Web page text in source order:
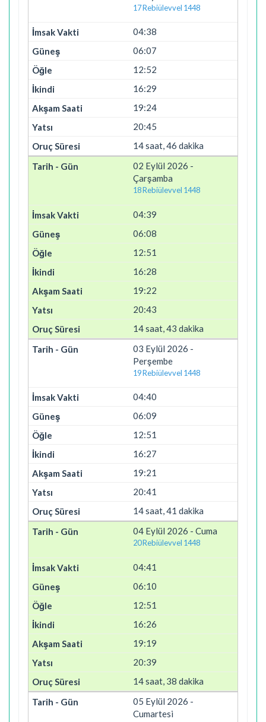
17 Rebiülevvel 1448
04:38
06:07
12:52
16:29
19:24
20:45
14 saat, 46 dakika
02 Eylül 2026 -
Çarşamba
18 Rebiülevvel 1448
04:39
06:08
12:51
16:28
19:22
20:43
14 saat, 43 dakika
03 Eylül 2026 -
Perşembe
19 Rebiülevvel 1448
04:40
06:09
12:51
16:27
19:21
20:41
14 saat, 41 dakika
04 Eylül 2026 - Cuma
20 Rebiülevvel 1448
04:41
06:10
12:51
16:26
19:19
20:39
14 saat, 38 dakika
05 Eylül 2026 -
Cumartesi